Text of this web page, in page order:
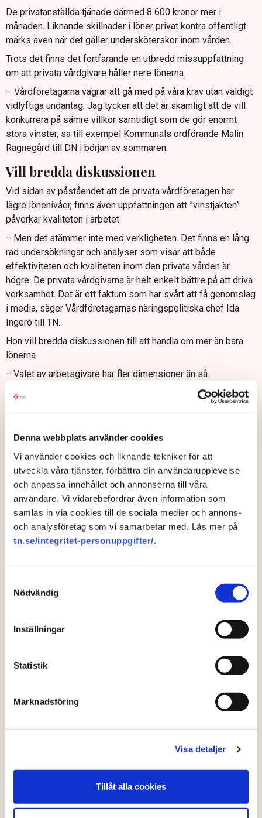
Denna webbplats använder cookies
Vi använder cookies och liknande tekniker för att
utveckla våra tjänster, förbättra din användarupplevelse
och anpassa innehållet och annonserna till våra
användare. Vi vidarebefordrar även information som
samlas in via cookies till de sociala medier och annons-
och analysföretag som vi samarbetar med. Läs mer på
tn.se/integritet-personuppgifter/.
Nödvändig
Inställningar
Statistik
Marknadsföring
Visa detaljer
Tillåt alla cookies
De privatanställda tjänade därmed 8 600 kronor mer i
månaden. Liknande skillnader i löner privat kontra offentligt
märks även när det gäller undersköterskor inom vården.
Trots det finns det fortfarande en utbredd missuppfattning
om att privata vårdgivare håller nere lönerna.
– Vårdföretagarna vägrar att gå med på våra krav utan väldigt
vidlyftiga undantag. Jag tycker att det är skamligt att de vill
konkurrera på sämre villkor samtidigt som de gör enormt
stora vinster, sa till exempel Kommunals ordförande Malin
Ragnegård till DN i början av sommaren.
Vill bredda diskussionen
Vid sidan av påståendet att de privata vårdföretagen har
lägre lönenivåer, finns även uppfattningen att ”vinstjakten”
påverkar kvaliteten i arbetet.
− Men det stämmer inte med verkligheten. Det finns en lång
rad undersökningar och analyser som visar att både
effektiviteten och kvaliteten inom den privata vården är
högre. De privata vårdgivarna är helt enkelt bättre på att driva
verksamhet. Det är ett faktum som har svårt att få genomslag
i media, säger Vårdföretagarnas näringspolitiska chef Ida
Ingerö till TN.
Hon vill bredda diskussionen till att handla om mer än bara
lönerna.
− Valet av arbetsgivare har fler dimensioner än så.
Arbetsvillkor, schemaläggning, möjlighet att påverka sin
arbetssituation och så vidare. I en undersökning från
Demoskop utföll 32 av 32 jämförelsepunkter till de privata
det en bild som syns alltför sällan i media, säger Ida Ingerö.
”Våra medlemsföretag är attraktiva
arbetsgivare. Medarbetarna söker
sig dit – och det är ju faktiskt det
viktigaste.”
Hon är krass när det kommer till varför missuppfattningen om
– Det är klart att det finns ett intresse av att sätta en sådan
välfärden, säger hon och fortsätter:
arbetsgivare. Medarbetarna söker sig dit – och det är ju
Debatten om privat kontra offentlig vård i välfärden har pågått
under lång tid. Ida Ingerö menar att den är utspelad och att
med en åldrande befolkning och en pressad ekonomi i många
kommuner med sviktande befolkningsunderlag, säger hon.
Fel att rikta fokus på huvudman
Hon poängterar att den utmaningen kommer att innebära att